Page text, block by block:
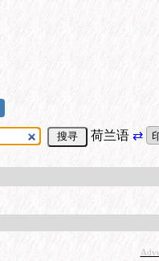
荷兰语 ⇄